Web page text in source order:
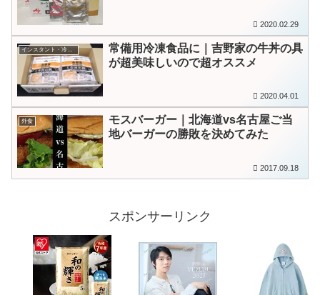
2020.02.29
インスタント・冷凍食品
常備用冷凍食品に｜吉野家の牛丼の具
が超美味しいので超オススメ
2020.04.01
外食
モスバーガー｜北海道vs名古屋ご当
地バーガーの勝敗を決めてみた
2017.09.18
スポンサーリンク